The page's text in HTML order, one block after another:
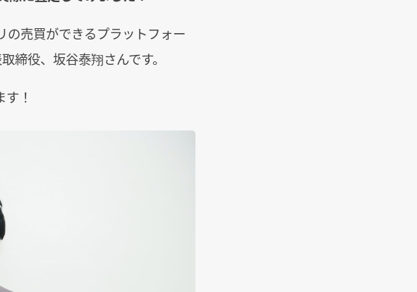
の売買ができるプラットフォー
締役、坂谷泰翔さんです。
！